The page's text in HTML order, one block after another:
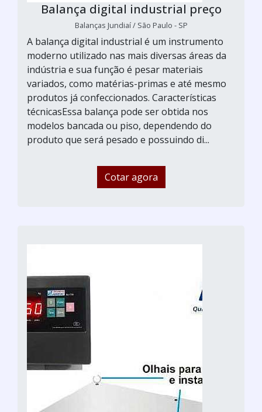
Balança digital industrial preço
Balanças Jundiaí / São Paulo - SP
A balança digital industrial é um instrumento
moderno utilizado nas mais diversas áreas da
indústria e sua função é pesar materiais
variados, como matérias-primas e até mesmo
produtos já confeccionados. Características
técnicasEssa balança pode ser obtida nos
modelos bancada ou piso, dependendo do
produto que será pesado e possuindo di...
Cotar agora